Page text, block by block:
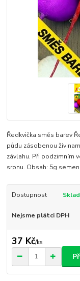
Ředkvička směs barev
půdu zásobenou
závlahu. Při podzimním
srpnu. Obsah: 5g semen
Dostupnost
Nejsme plátci DPH
37 Kč/ks